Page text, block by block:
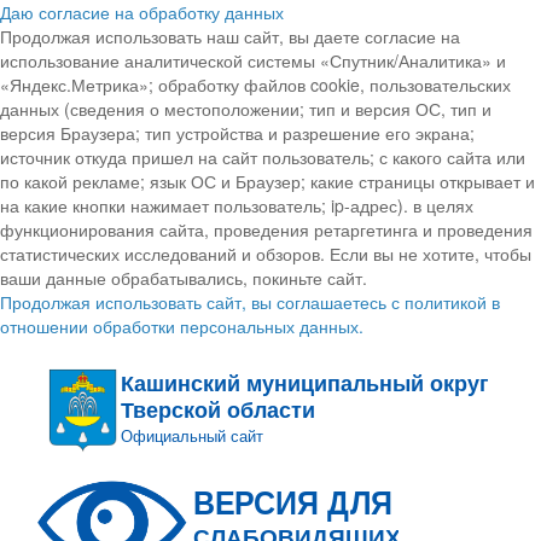
Даю согласие на обработку данных
Продолжая использовать наш сайт, вы даете согласие на
использование аналитической системы «Спутник/Аналитика» и
«Яндекс.Метрика»; обработку файлов cookie, пользовательских
данных (сведения о местоположении; тип и версия ОС, тип и
версия Браузера; тип устройства и разрешение его экрана;
источник откуда пришел на сайт пользователь; с какого сайта или
по какой рекламе; язык ОС и Браузер; какие страницы открывает и
на какие кнопки нажимает пользователь; ip-адрес). в целях
функционирования сайта, проведения ретаргетинга и проведения
статистических исследований и обзоров. Если вы не хотите, чтобы
ваши данные обрабатывались, покиньте сайт.
Продолжая использовать сайт, вы соглашаетесь с политикой в
отношении обработки персональных данных.